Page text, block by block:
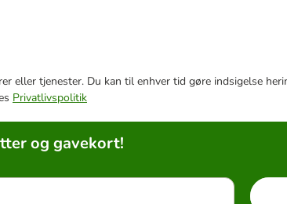
tjenester. Du kan til enhver tid gøre indsigelse
Privatlivspolitik
og gavekort!